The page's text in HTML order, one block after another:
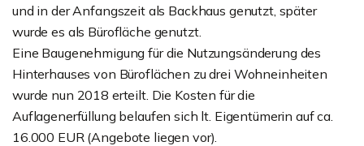
und in der Anfangszeit als Backhaus genutzt, später
wurde es als Bürofläche genutzt.
Eine Baugenehmigung für die Nutzungsänderung des
Hinterhauses von Büroflächen zu drei Wohneinheiten
wurde nun 2018 erteilt. Die Kosten für die
Auflagenerfüllung belaufen sich lt. Eigentümerin auf ca.
16.000 EUR (Angebote liegen vor).